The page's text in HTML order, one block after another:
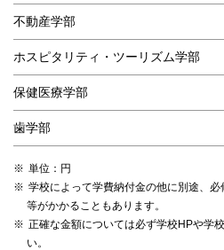
不動産学部
ホスピタリティ・ツーリズム学部
保健医療学部
歯学部
単位：円
学校によって学費納付金の他に別途、
等がかかることもあります。
正確な金額については必ず学校HPや学
い。